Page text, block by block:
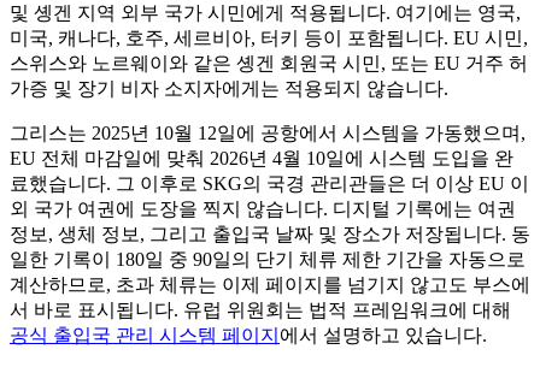
및 솅겐 지역 외부 국가 시민에게 적용됩니다. 여기에는 영국,
미국, 캐나다, 호주, 세르비아, 터키 등이 포함됩니다. EU 시민,
스위스와 노르웨이와 같은 솅겐 회원국 시민, 또는 EU 거주 허
가증 및 장기 비자 소지자에게는 적용되지 않습니다.
그리스는 2025년 10월 12일에 공항에서 시스템을 가동했으며,
EU 전체 마감일에 맞춰 2026년 4월 10일에 시스템 도입을 완
료했습니다. 그 이후로 SKG의 국경 관리관들은 더 이상 EU 이
외 국가 여권에 도장을 찍지 않습니다. 디지털 기록에는 여권
정보, 생체 정보, 그리고 출입국 날짜 및 장소가 저장됩니다. 동
일한 기록이 180일 중 90일의 단기 체류 제한 기간을 자동으로
계산하므로, 초과 체류는 이제 페이지를 넘기지 않고도 부스에
서 바로 표시됩니다. 유럽 위원회는 법적 프레임워크에 대해
공식 출입국 관리 시스템 페이지 에서 설명하고 있습니다.